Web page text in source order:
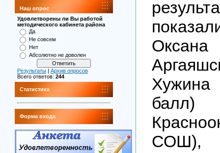
Наш опрос
Удовлетворены ли Вы работой
методического кабинета района
Да
Не совсем
Нет
Абсолютно не доволен
Результаты
Архив опросов
Всего ответов: 244
Статистика
Форма входа
СОШ),